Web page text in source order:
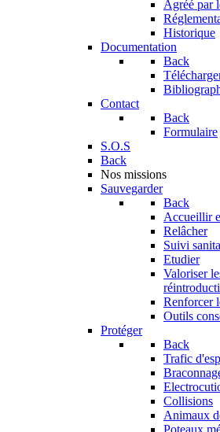
Agréé par
Historique
Documentation
Back
Contact
Back
Formulaire
S.O.S
Back
Nos missions
Sauvegarder
Back
Accueillir
Relâcher
Suivi
Etudier
Valoriser
Renforcer
Outils
Protéger
Back
Trafic
Collisions
Animaux
Poteaux